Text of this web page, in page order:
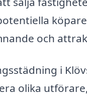
och
i
olika